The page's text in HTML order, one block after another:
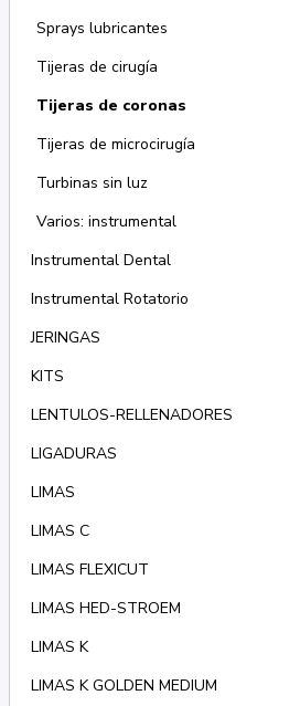
Sprays lubricantes
Tijeras de cirugía
Tijeras de coronas
Tijeras de microcirugía
Turbinas sin luz
Varios: instrumental
Instrumental Dental
Instrumental Rotatorio
JERINGAS
KITS
LENTULOS-RELLENADORES
LIGADURAS
LIMAS
LIMAS C
LIMAS FLEXICUT
LIMAS HED-STROEM
LIMAS K
LIMAS K GOLDEN MEDIUM